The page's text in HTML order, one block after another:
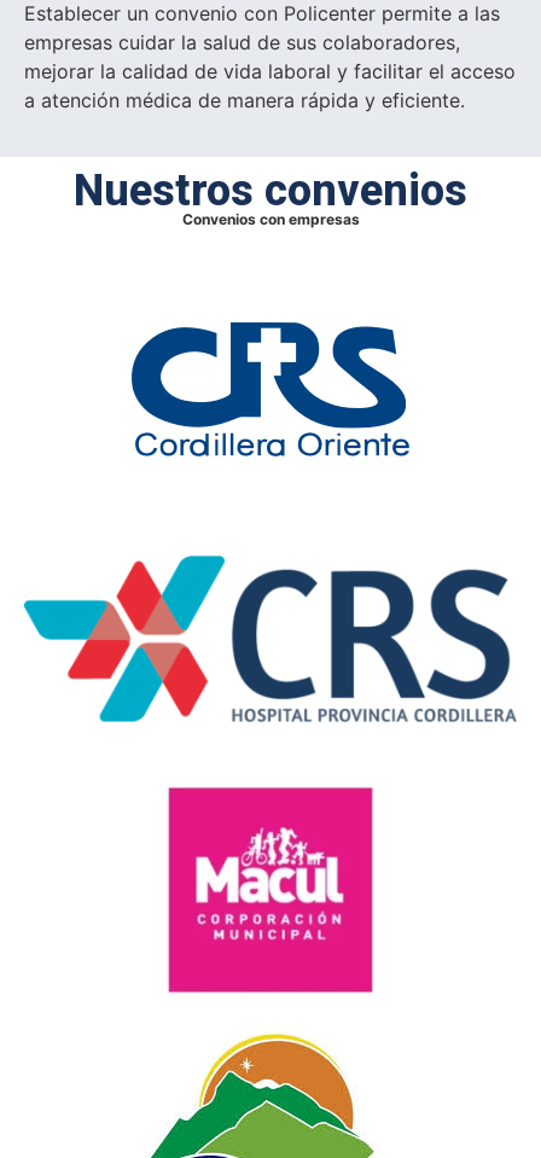
Establecer un convenio con Policenter permite a las
empresas cuidar la salud de sus colaboradores,
mejorar la calidad de vida laboral y facilitar el acceso
a atención médica de manera rápida y eficiente.
Nuestros convenios
Convenios con empresas